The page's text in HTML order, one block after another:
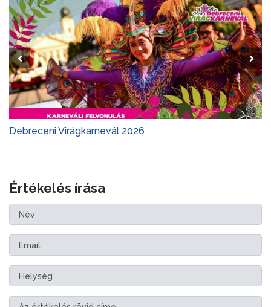
Debreceni Virágkarnevál 2026
Értékelés írása